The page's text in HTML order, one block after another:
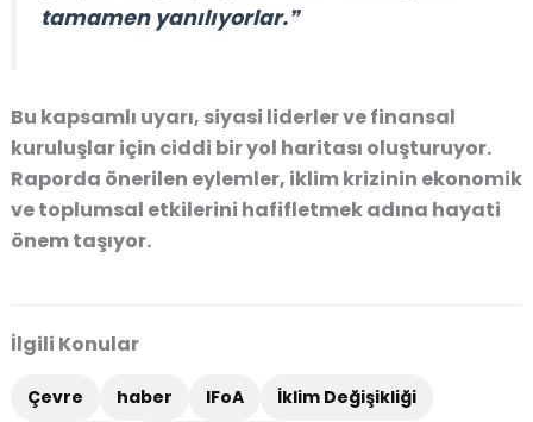
tamamen yanılıyorlar.❞
Bu kapsamlı uyarı, siyasi liderler ve finansal
kuruluşlar için ciddi bir yol haritası oluşturuyor.
Raporda önerilen eylemler, iklim krizinin ekonomik
ve toplumsal etkilerini hafifletmek adına hayati
önem taşıyor.
İlgili Konular
Çevre haber IFoA İklim Değişikliği